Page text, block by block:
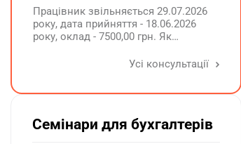
Працівник звільняється 29.07.2026
року, дата прийняття - 18.06.2026
року, оклад - 7500,00 грн. Як
невикористаних днів відпустки при
Усі консультації
Семінари для бухгалтерів